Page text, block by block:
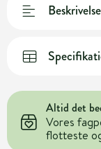
Beskrivelse
Altid det
Vores
flotteste